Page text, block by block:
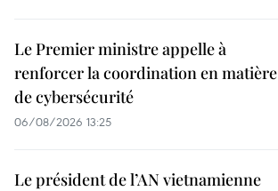
Le Premier ministre appelle à
renforcer la coordination en matière
de cybersécurité
06/08/2026 13:25
Le président de l’AN vietnamienne